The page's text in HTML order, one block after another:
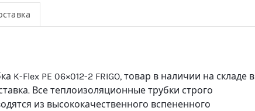
K-Flex PE 06×012-2 FRIGO, товар в наличии на складе в
Все теплоизоляционные трубки строго
из высококачественного вспененного